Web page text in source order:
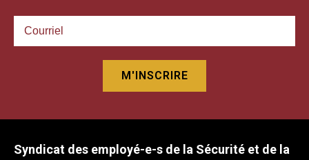
Syndicat des employé-e-s de la Sécurité et de la